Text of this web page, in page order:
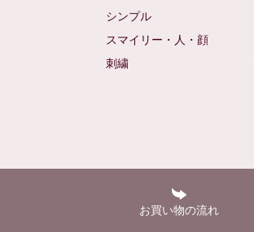
シンプル
スマイリー・人・顔
刺繍
お買い物の流れ